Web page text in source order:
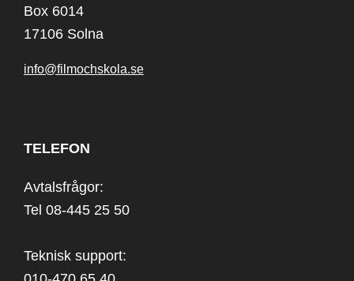
Box 6014
17106 Solna
info@filmochskola.se
TELEFON
Avtalsfrågor:
Tel 08-445 25 50
Teknisk support: